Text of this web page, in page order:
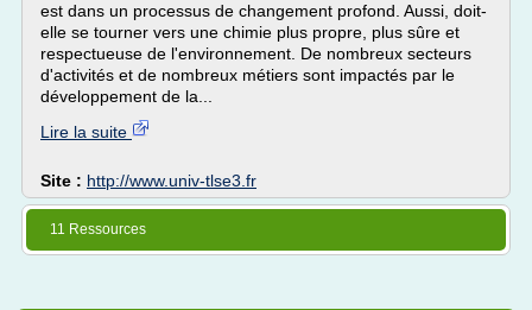
est dans un processus de changement profond. Aussi, doit-
elle se tourner vers une chimie plus propre, plus sûre et
respectueuse de l'environnement. De nombreux secteurs
d'activités et de nombreux métiers sont impactés par le
développement de la...
Lire la suite
Site : http://www.univ-tlse3.fr
11 Ressources